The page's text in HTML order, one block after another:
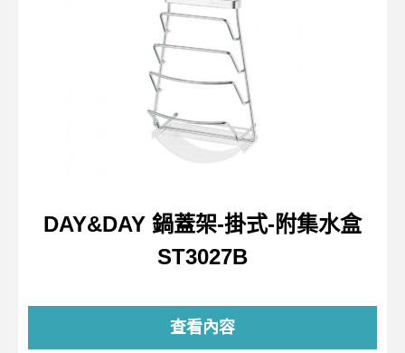
DAY&DAY 鍋蓋架-掛式-附集水盒
ST3027B
查看內容